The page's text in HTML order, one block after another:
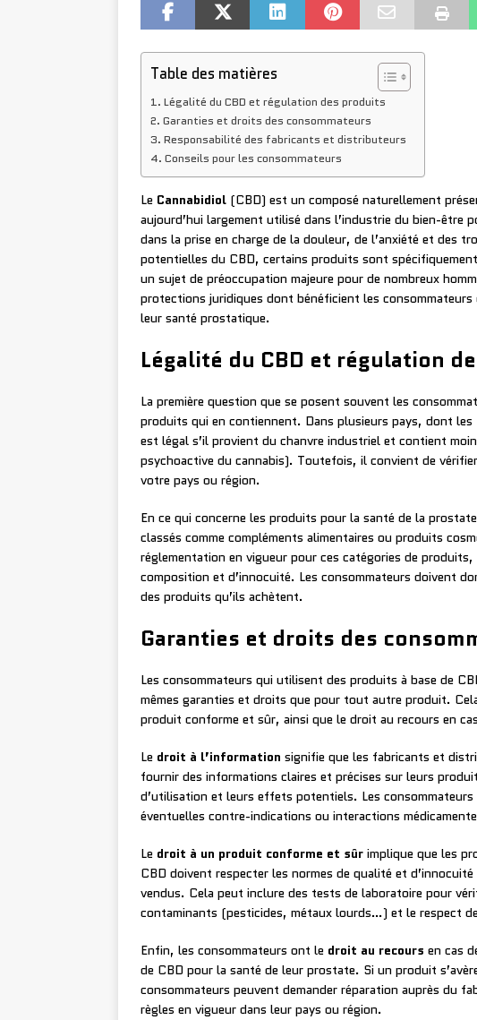
Table des matières
Légalité du CBD et régulation des produits
Garanties et droits des consommateurs
Responsabilité des fabricants et distributeurs
Conseils pour les consommateurs
Le Cannabidiol (CBD) est un composé naturellement
aujourd’hui largement utilisé dans l’industrie du bien-être
dans la prise en charge de la douleur, de l’anxiété et des
potentielles du CBD, certains produits sont
un sujet de préoccupation majeure pour de nombreux
protections juridiques dont bénéficient les
leur santé prostatique.
Légalité du CBD et régulation
La première question que se posent souvent les
produits qui en contiennent. Dans plusieurs pays, dont
est légal s’il provient du chanvre industriel et contient
psychoactive du cannabis). Toutefois, il convient de
votre pays ou région.
En ce qui concerne les produits pour la santé de la
classés comme compléments alimentaires ou produits
réglementation en vigueur pour ces catégories de
composition et d’innocuité. Les consommateurs doivent
des produits qu’ils achètent.
Garanties et droits des
Les consommateurs qui utilisent des produits à base de
mêmes garanties et droits que pour tout autre produit.
produit conforme et sûr, ainsi que le droit au recours en
Le droit à l’information signifie que les fabricants et
fournir des informations claires et précises sur leurs
d’utilisation et leurs effets potentiels. Les
éventuelles contre-indications ou interactions
Le droit à un produit conforme et sûr implique que les
CBD doivent respecter les normes de qualité et
vendus. Cela peut inclure des tests de laboratoire pour
contaminants (pesticides, métaux lourds…) et le respect
Enfin, les consommateurs ont le droit au recours en cas
de CBD pour la santé de leur prostate. Si un produit
consommateurs peuvent demander réparation auprès du
règles en vigueur dans leur pays ou région.